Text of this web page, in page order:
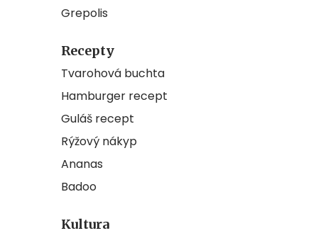
Grepolis
Recepty
Tvarohová buchta
Hamburger recept
Guláš recept
Rýžový nákyp
Ananas
Badoo
Kultura